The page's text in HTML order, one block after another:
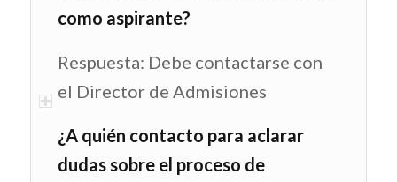
como aspirante?
Respuesta: Debe contactarse con
el Director de Admisiones
¿A quién contacto para aclarar
dudas sobre el proceso de